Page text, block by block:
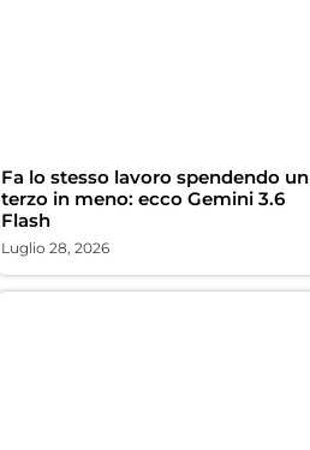
Fa lo stesso lavoro spendendo un
terzo in meno: ecco Gemini 3.6
Flash
Luglio 28, 2026